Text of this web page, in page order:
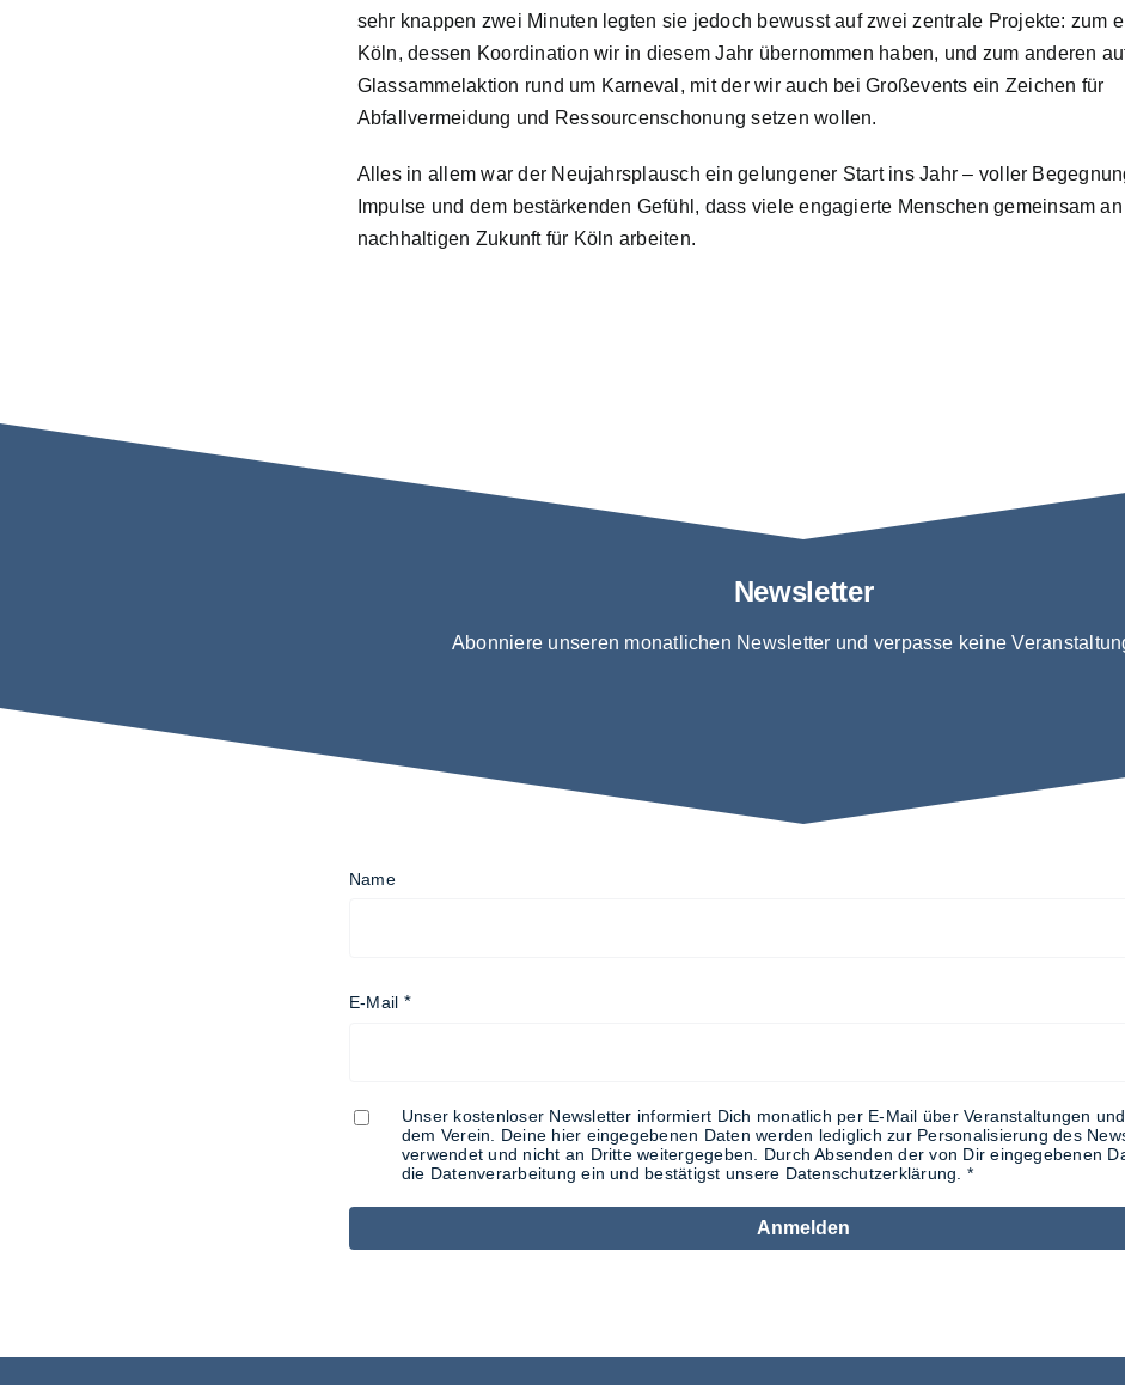
sehr knappen zwei Minuten legten sie jedoch bewusst auf zwei zentrale Projekte: zum
Köln, dessen Koordination wir in diesem Jahr übernommen haben, und zum anderen
Glassammelaktion rund um Karneval, mit der wir auch bei Großevents ein Zeichen für
Abfallvermeidung und Ressourcenschonung setzen wollen.
Alles in allem war der Neujahrsplausch ein gelungener Start ins Jahr – voller
Impulse und dem bestärkenden Gefühl, dass viele engagierte Menschen gemeinsam
nachhaltigen Zukunft für Köln arbeiten.
Newsletter
Abonniere unseren monatlichen Newsletter und verpasse keine
Name
E-Mail
Unser kostenloser Newsletter informiert Dich monatlich per E-Mail über Veranstaltungen
dem Verein. Deine hier eingegebenen Daten werden lediglich zur Personalisierung des
verwendet und nicht an Dritte weitergegeben. Durch Absenden der von Dir eingegebenen
die Datenverarbeitung ein und bestätigst unsere Datenschutzerklärung.
Anmelden